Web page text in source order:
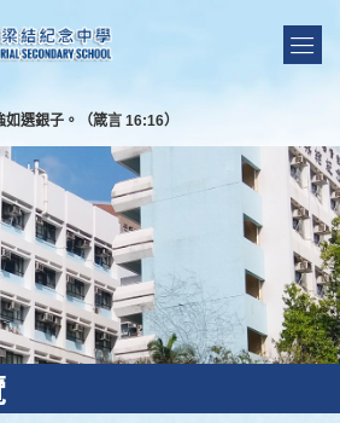
選銀子。（箴言 16:16）